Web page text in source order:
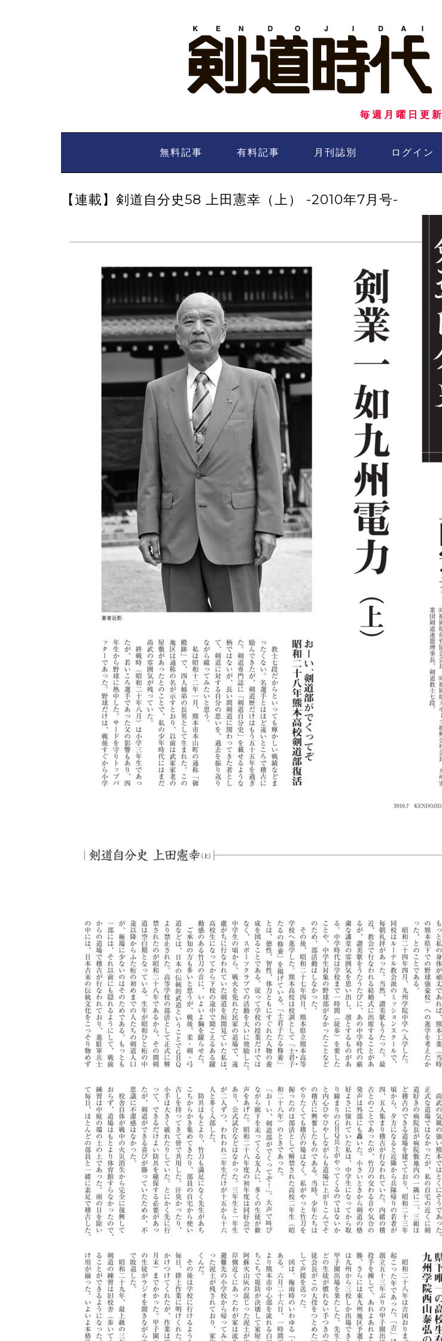
毎週月曜日更新
無料記事 有料記事 月刊誌別 ログイン
【連載】剣道自分史58 上田憲幸（上） -2010年7月号-